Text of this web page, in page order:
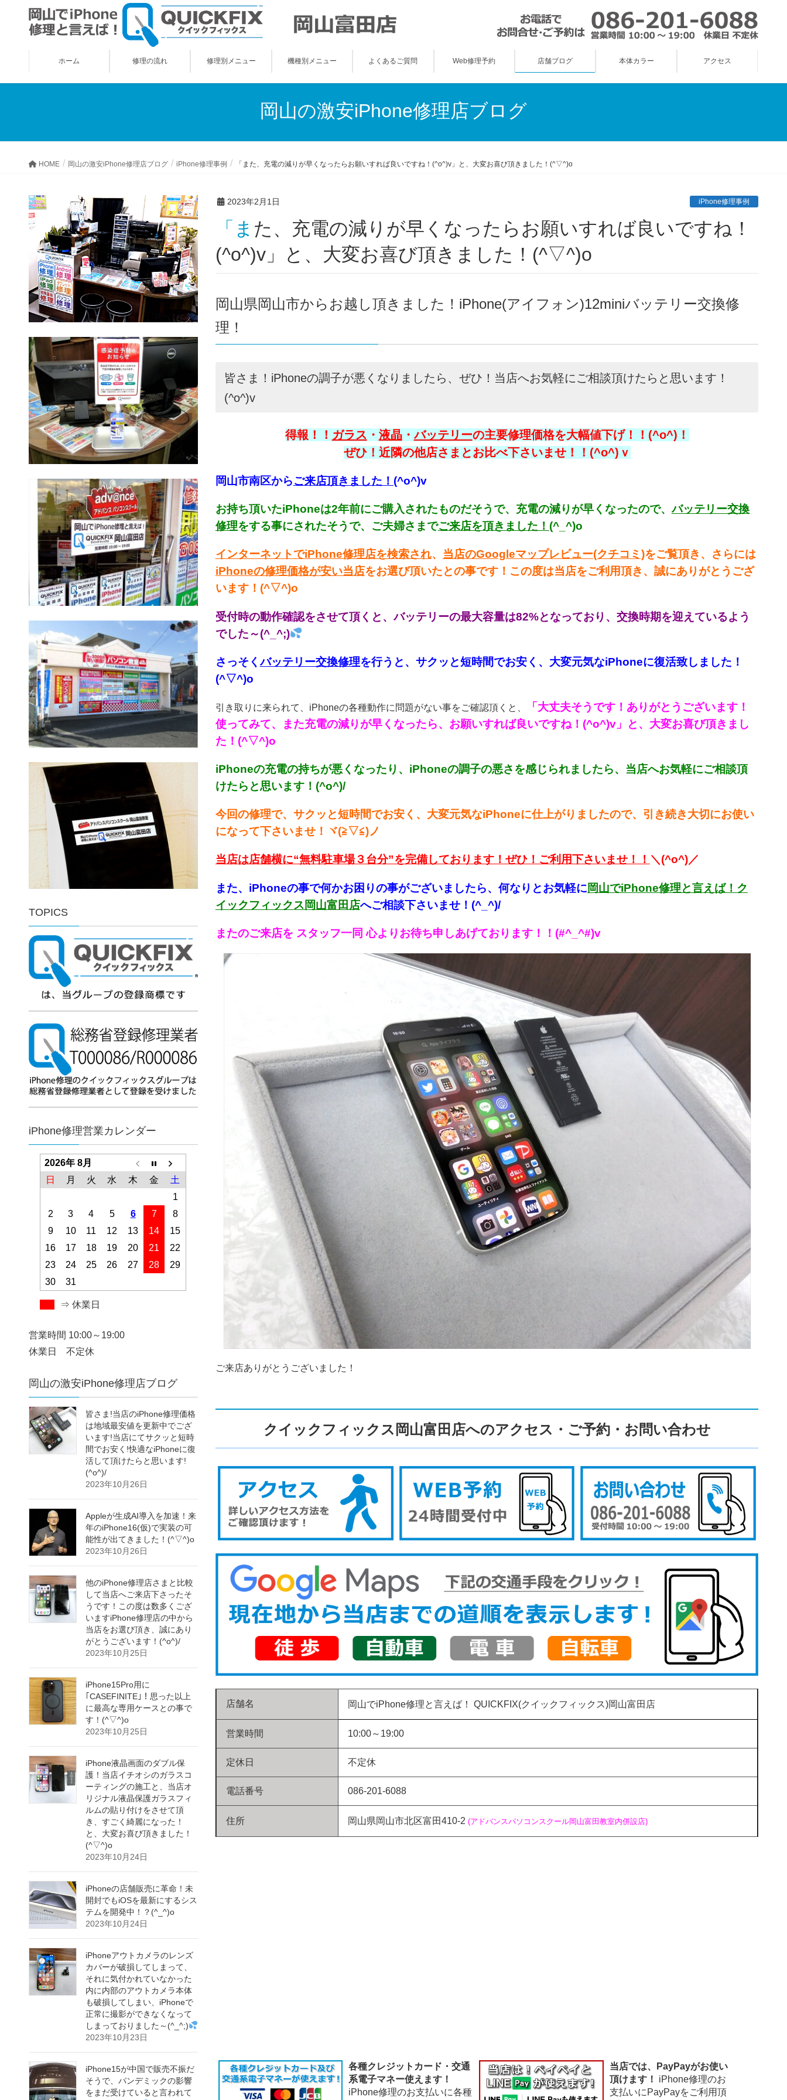
ホーム 修理の流れ 修理別メニュー 機種別メニュー よくあるご質問 Web修理予約 店舗ブログ 本体カラー アクセス
岡山の激安iPhone修理店ブログ
HOME 岡山の激安iPhone修理店ブログ iPhone修理事例 「また、充電の減りが早くなったらお願いすれば良いですね！(^o^)v」と、大変お喜び頂きました！(^▽^)o
2023年2月1日 iPhone修理事例
「また、充電の減りが早くなったらお願いすれば良いですね！
(^o^)v」と、大変お喜び頂きました！(^▽^)o
岡山県岡山市からお越し頂きました！iPhone(アイフォン)12miniバッテリー交換修
理！
皆さま！iPhoneの調子が悪くなりましたら、ぜひ！当店へお気軽にご相談頂けたらと思います！
(^o^)v
得報！！ ガラス ・ 液晶・バッテリーの主要修理価格を大幅値下げ！！(^o^)！
ぜひ！近隣の他店さまとお比べ下さいませ！！(^o^)ｖ
岡山市南区からご来店頂きました！ (^o^)v
お持ち頂いたiPhoneは2年前にご購入されたものだそうで、充電の減りが早くなったので、バッテリー交換
修理をする事にされたそうで、ご夫婦さまでご来店を頂きました！ (^_^)o
インターネットでiPhone修理店を検索され、 当店のGoogleマップレビュー(クチコミ)をご覧頂き、さらには
iPhoneの修理価格が安い当店をお選び頂いたとの事です！この度は当店をご利用頂き、誠にありがとうござ
います！(^▽^)o
受付時の動作確認をさせて頂くと、バッテリーの最大容量は82%となっており、交換時期を迎えているよう
でした～(^_^;)
さっそくバッテリー交換修理を行うと、サクッと短時間でお安く、大変元気なiPhoneに復活致しました！
(^▽^)o
引き取りに来られて、iPhoneの各種動作に問題がない事をご確認頂くと、
「大丈夫そうです！ありがとうございます！
使ってみて、また充電の減りが早くなったら、お願いすれば良いですね！(^o^)v」と、大変お喜び頂きまし
た！(^▽^)o
iPhoneの充電の持ちが悪くなったり、iPhoneの調子の悪さを感じられましたら、当店へお気軽にご相談頂
けたらと思います！(^o^)/
今回の修理で、サクッと短時間でお安く、大変元気なiPhoneに仕上がりましたので、引き続き大切にお使い
になって下さいませ！ヾ(≧▽≦)ノ
当店は店舗横に“無料駐車場３台分”を完備しております！ぜひ！ご利用下さいませ！！ ＼(^o^)／
また、iPhoneの事で何かお困りの事がございましたら、何なりとお気軽に岡山でiPhone修理と言えば！ク
イックフィックス岡山富田店へご相談下さいませ！(^_^)/
またのご来店を スタッフ一同 心よりお待ち申しあげております！！(#^_^#)v
ご来店ありがとうございました！
クイックフィックス岡山富田店へのアクセス・ご予約・お問い合わせ
店舗名 岡山でiPhone修理と言えば！ QUICKFIX(クイックフィックス)岡山富田店
営業時間 10:00～19:00
定休日 不定休
電話番号 086-201-6088
住所 岡山県岡山市北区富田410-2 (アドバンスパソコンスクール岡山富田教室内併設店)
各種クレジットカード・交通
系電子マネー使えます！
iPhone修理のお支払いに各種
当店では、PayPayがお使い
頂けます！ iPhone修理のお
支払いにPayPayをご利用頂
TOPICS
iPhone修理営業カレンダー
2026年 8月
日
月 火 水 木 金
土
1
2
3 4 5 6 7
8
9
10 11 12 13 14
15
16
17 18 19 20 21
22
23
24 25 26 27 28
29
30
31
⇒ 休業日
営業時間 10:00～19:00
休業日 不定休
岡山の激安iPhone修理店ブログ
皆さま!当店のiPhone修理価格
は地域最安値を更新中でござ
います!当店にてサクッと短時
間でお安く!快適なiPhoneに復
活して頂けたらと思います!
(^o^)/
2023年10月26日
Appleが生成AI導入を加速！来
年のiPhone16(仮)で実装の可
能性が出てきました！(^▽^)o
2023年10月26日
他のiPhone修理店さまと比較
して当店へご来店下さったそ
うです！この度は数多くござ
いますiPhone修理店の中から
当店をお選び頂き、誠にあり
がとうございます！(^o^)/
2023年10月25日
iPhone15Pro用に
｢CASEFINITE｣！思った以上
に最高な専用ケースとの事で
す！(^▽^)o
2023年10月25日
iPhone液晶画面のダブル保
護！当店イチオシのガラスコ
ーティングの施工と、当店オ
リジナル液晶保護ガラスフィ
ルムの貼り付けをさせて頂
き、すごく綺麗になった！
と、大変お喜び頂きました！
(^▽^)o
2023年10月24日
iPhoneの店舗販売に革命！未
開封でもiOSを最新にするシス
テムを開発中！？(^_^)o
2023年10月24日
iPhoneアウトカメラのレンズ
カバーが破損してしまって、
それに気付かれていなかった
内に内部のアウトカメラ本体
も破損してしまい、iPhoneで
正常に撮影ができなくなって
しまっておりました～(^_^;)
2023年10月23日
iPhone15が中国で販売不振だ
そうで、パンデミックの影響
をまだ受けていると言われて